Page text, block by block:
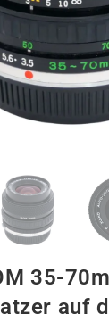
35-
auf